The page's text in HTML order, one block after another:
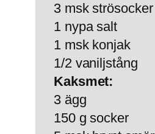
3 msk strösocker
1 nypa salt
1 msk konjak
1/2 vaniljstång
Kaksmet:
3 ägg
150 g socker